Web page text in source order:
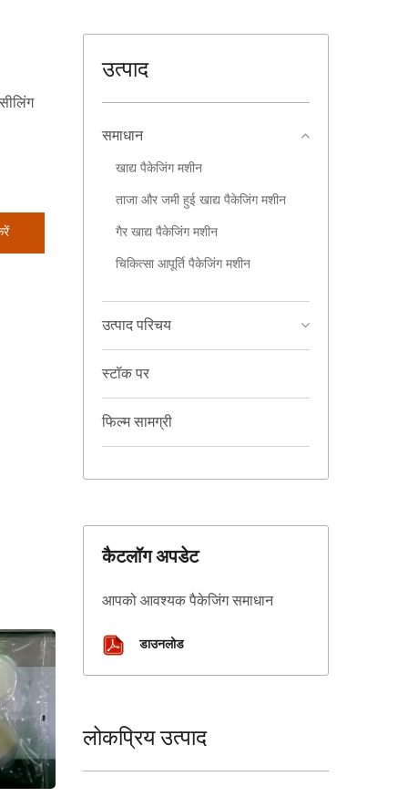
उत्पाद
समाधान
खाद्य पैकेजिंग मशीन
ताजा और जमी हुई खाद्य पैकेजिंग मशीन
गैर खाद्य पैकेजिंग मशीन
चिकित्सा आपूर्ति पैकेजिंग मशीन
उत्पाद परिचय
स्टॉक पर
फिल्म सामग्री
कैटलॉग अपडेट
आपको आवश्यक पैकेजिंग समाधान
डाउनलोड
लोकप्रिय उत्पाद